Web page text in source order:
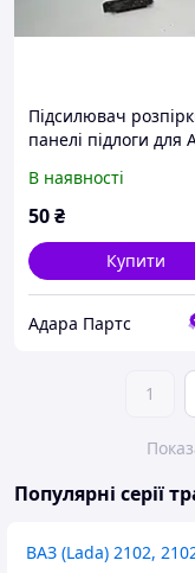
Підсилювач
панелі підлоги для
(8W0803183A)
В наявності
50₴
Купити
Адара Партс
1
Популярні серії
ВАЗ (Lada) 2102,